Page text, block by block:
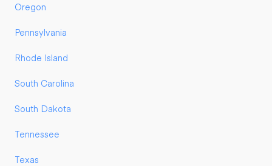
Oregon
Pennsylvania
Rhode Island
South Carolina
South Dakota
Tennessee
Texas